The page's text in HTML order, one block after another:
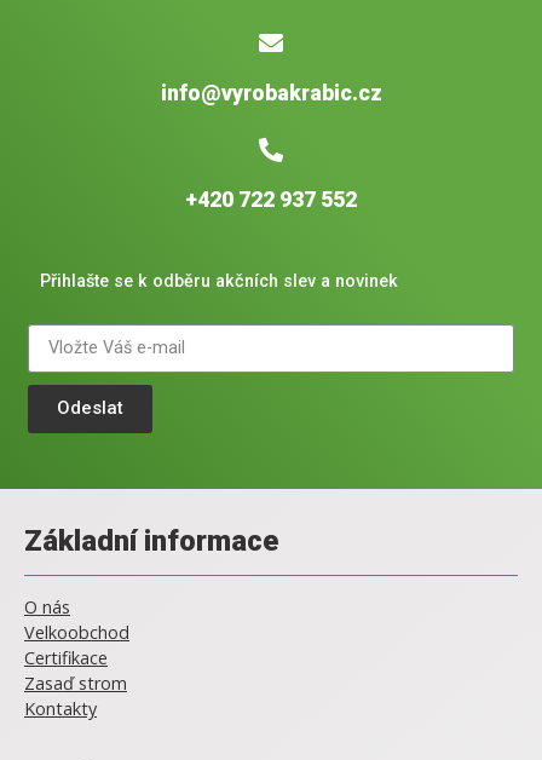
info@vyrobakrabic.cz
+420 722 937 552
Přihlašte se k odběru akčních slev a novinek
Odeslat
Základní informace
O nás
Velkoobchod
Certifikace
Zasaď strom
Kontakty